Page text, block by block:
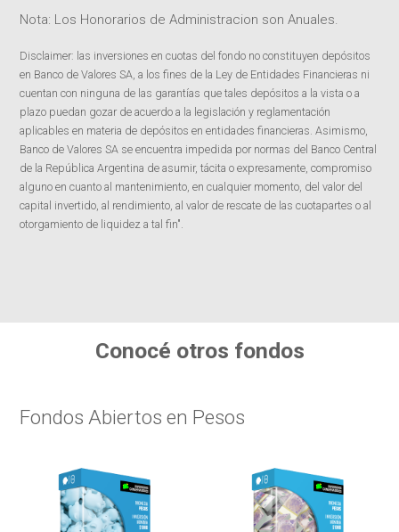
Nota: Los Honorarios de Administracion son Anuales.
Disclaimer: las inversiones en cuotas del fondo no constituyen depósitos
en Banco de Valores SA, a los fines de la Ley de Entidades Financieras ni
cuentan con ninguna de las garantías que tales depósitos a la vista o a
plazo puedan gozar de acuerdo a la legislación y reglamentación
aplicables en materia de depósitos en entidades financieras. Asimismo,
Banco de Valores SA se encuentra impedida por normas del Banco Central
de la República Argentina de asumir, tácita o expresamente, compromiso
alguno en cuanto al mantenimiento, en cualquier momento, del valor del
capital invertido, al rendimiento, al valor de rescate de las cuotapartes o al
otorgamiento de liquidez a tal fin".
Conocé otros fondos
Fondos Abiertos en Pesos